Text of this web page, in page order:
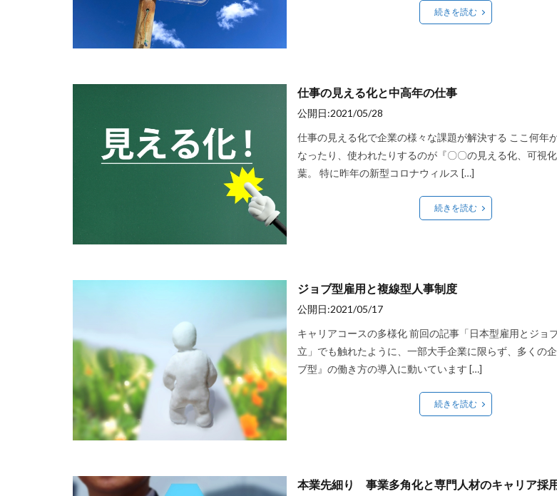
続きを読む
仕事の見える化と中高年の仕事
公開日:2021/05/28
仕事の見える化で企業の様々な課題が解決する ここ何年
なったり、使われたりするのが『〇〇の見える化、可視
葉。 特に昨年の新型コロナウィルス […]
続きを読む
ジョブ型雇用と複線型人事制度
公開日:2021/05/17
キャリアコースの多様化 前回の記事「日本型雇用とジョ
立」でも触れたように、一部大手企業に限らず、多くの
ブ型』の働き方の導入に動いています […]
続きを読む
本業先細り 事業多角化と専門人材のキャリア採